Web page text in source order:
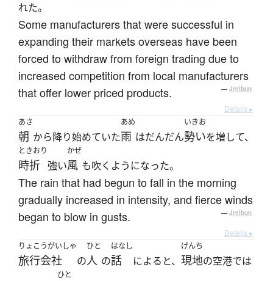
れた。
Some manufacturers that were successful in
expanding their markets overseas have been
forced to withdraw from foreign trading due to
increased competition from local manufacturers
that offer lower priced products.
— Jreibun
Details ▸
あさ
朝 から降り始めていた
あめ
雨 はだんだん
いきお
勢いを増して、
ときおり
時折 強い
かぜ
風 も吹くようになった。
The rain that had begun to fall in the morning
gradually increased in intensity, and fierce winds
began to blow in gusts.
— Jreibun
Details ▸
りょこうがいしゃ
旅行会社 の
ひと
人 の
はなし
話 によると、
げんち
現地の空港では
ひと